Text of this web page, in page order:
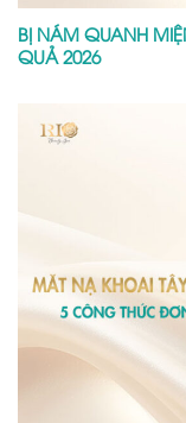
BỊ NÁM QUANH
QUẢ 2026